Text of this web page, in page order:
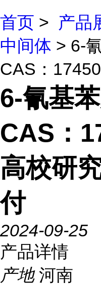
首页 > 产品
中间体 > 6-
CAS：
6-氰基
CAS：
高校研
付
2024-09-25
产品详情
产地 河南